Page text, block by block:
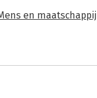
en maatschappij